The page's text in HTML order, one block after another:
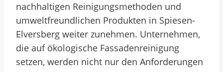
nachhaltigen Reinigungsmethoden und
umweltfreundlichen Produkten in Spiesen-
Elversberg weiter zunehmen. Unternehmen,
die auf ökologische Fassadenreinigung
setzen, werden nicht nur den Anforderungen